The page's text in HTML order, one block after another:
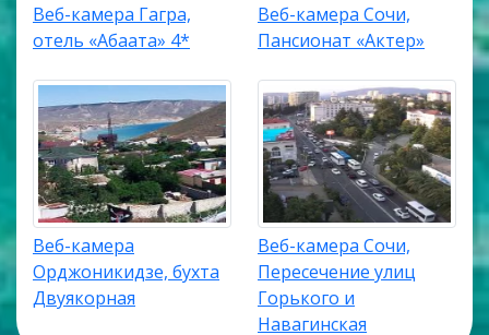
Веб-камера Гагра,
отель «Абаата» 4*
Веб-камера Сочи,
Пансионат «Актер»
Веб-камера
Орджоникидзе, бухта
Двуякорная
Веб-камера Сочи,
Пересечение улиц
Горького и
Навагинская